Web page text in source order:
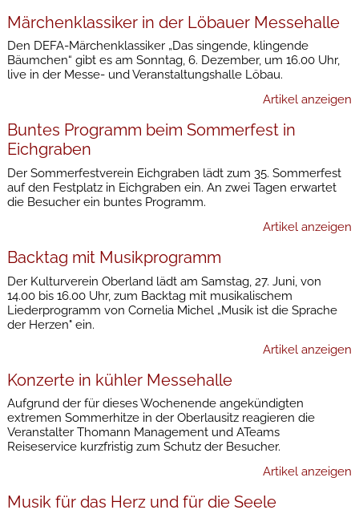
Märchenklassiker in der Löbauer Messehalle
Den DEFA-Märchenklassiker „Das singende, klingende
Bäumchen“ gibt es am Sonntag, 6. Dezember, um 16.00 Uhr,
live in der Messe- und Veranstaltungshalle Löbau.
Artikel anzeigen
Buntes Programm beim Sommerfest in
Eichgraben
Der Sommerfestverein Eichgraben lädt zum 35. Sommerfest
auf den Festplatz in Eichgraben ein. An zwei Tagen erwartet
die Besucher ein buntes Programm.
Artikel anzeigen
Backtag mit Musikprogramm
Der Kulturverein Oberland lädt am Samstag, 27. Juni, von
14.00 bis 16.00 Uhr, zum Backtag mit musikalischem
Liederprogramm von Cornelia Michel „Musik ist die Sprache
der Herzen" ein.
Artikel anzeigen
Konzerte in kühler Messehalle
Aufgrund der für dieses Wochenende angekündigten
extremen Sommerhitze in der Oberlausitz reagieren die
Veranstalter Thomann Management und ATeams
Reiseservice kurzfristig zum Schutz der Besucher.
Artikel anzeigen
Musik für das Herz und für die Seele